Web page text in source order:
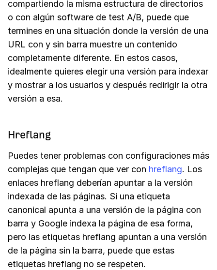
compartiendo la misma estructura de directorios
o con algún software de test A/B, puede que
termines en una situación donde la versión de una
URL con y sin barra muestre un contenido
completamente diferente. En estos casos,
idealmente quieres elegir una versión para indexar
y mostrar a los usuarios y después redirigir la otra
versión a esa.
Hreflang
Puedes tener problemas con configuraciones más
complejas que tengan que ver con hreflang. Los
enlaces hreflang deberían apuntar a la versión
indexada de las páginas. Si una etiqueta
canonical apunta a una versión de la página con
barra y Google indexa la página de esa forma,
pero las etiquetas hreflang apuntan a una versión
de la página sin la barra, puede que estas
etiquetas hreflang no se respeten.